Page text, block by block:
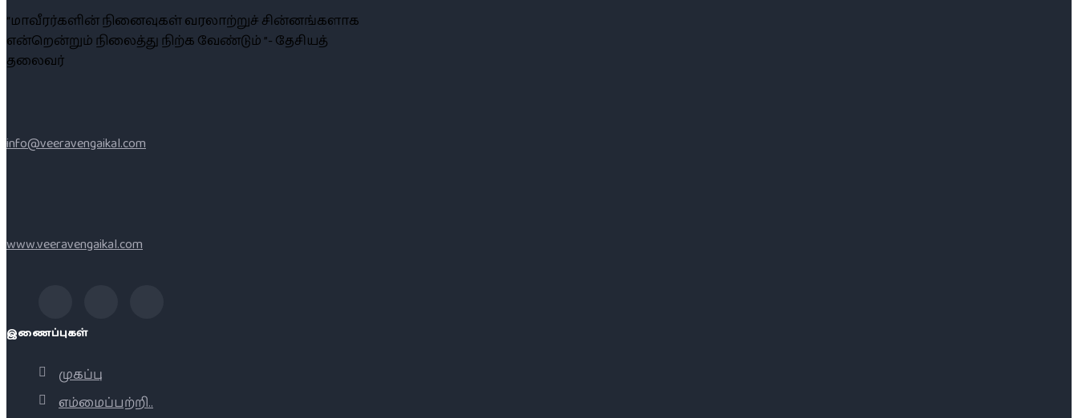
“மாவீரர்களின் நினைவுகள் வரலாற்றுச் சின்னங்களாக
என்றென்றும் நிலைத்து நிற்க வேண்டும் ”- தேசியத்
தலைவர்
info@veeravengaikal.com
www.veeravengaikal.com
இணைப்புகள்
முகப்பு
எம்மைப்பற்றி..